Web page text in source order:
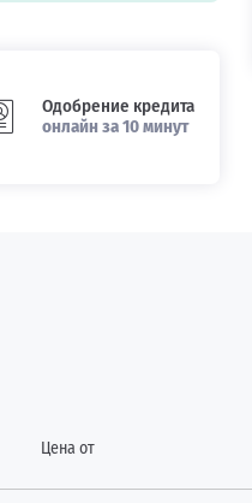
Одобрение кредита
онлайн за 10 минут
Цена от